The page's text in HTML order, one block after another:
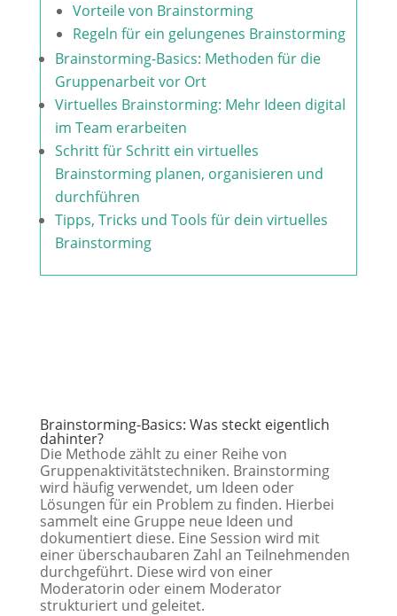
Vorteile von Brainstorming
Regeln für ein gelungenes Brainstorming
Brainstorming-Basics: Methoden für die
Gruppenarbeit vor Ort
Virtuelles Brainstorming: Mehr Ideen digital
im Team erarbeiten
Schritt für Schritt ein virtuelles
Brainstorming planen, organisieren und
durchführen
Tipps, Tricks und Tools für dein virtuelles
Brainstorming
Brainstorming-Basics: Was steckt eigentlich
dahinter?
Die Methode zählt zu einer Reihe von
Gruppenaktivitätstechniken. Brainstorming
wird häufig verwendet, um Ideen oder
Lösungen für ein Problem zu finden. Hierbei
sammelt eine Gruppe neue Ideen und
dokumentiert diese. Eine Session wird mit
einer überschaubaren Zahl an Teilnehmenden
durchgeführt. Diese wird von einer
Moderatorin oder einem Moderator
strukturiert und geleitet.